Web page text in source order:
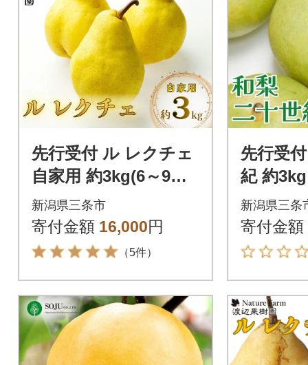
先行受付 ル レクチェ
自家用 約3kg(6～9個)
[小野里果樹園] 【013
S079】
新潟県三条市
寄付金額 16,000円
（5件）
先行受
紀 約
潟県 三
34】
新潟県三条
寄付金額